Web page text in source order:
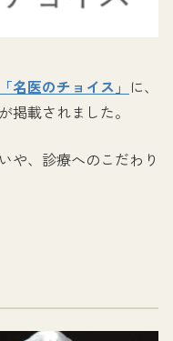
名医のチョイス」 に、
掲載されました。
や、診療へのこだわり